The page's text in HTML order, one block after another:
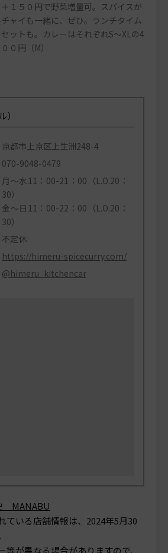
１５０円で野菜増量可。スパイスが
ャイも一緒に、ぜひ。ランチタイム
ットも。カレーはそれぞれS～XLの4
０円（M）
）
京都市上京区上生洲248-4
070-9048-0479
月～水11：00-21：00（L.O.20：
30）
金～日11：00-22：00（L.O.20：
30）
不定休
https://himeru-spicecurry.com/
@himeru_kitchencar
MANABU
ている店舗情報は、 2024年5月30